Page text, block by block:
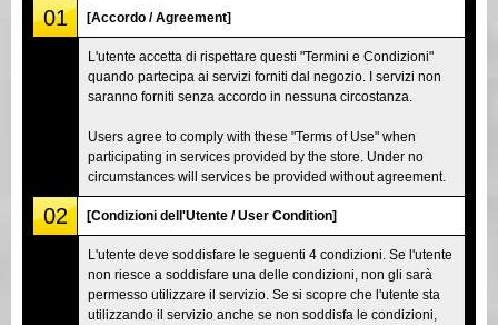
01 [Accordo / Agreement]
L'utente accetta di rispettare questi "Termini e Condizioni"
quando partecipa ai servizi forniti dal negozio. I servizi non
saranno forniti senza accordo in nessuna circostanza.
Users agree to comply with these "Terms of Use" when
participating in services provided by the store. Under no
circumstances will services be provided without agreement.
02 [Condizioni dell'Utente / User Condition]
L'utente deve soddisfare le seguenti 4 condizioni. Se l'utente
non riesce a soddisfare una delle condizioni, non gli sarà
permesso utilizzare il servizio. Se si scopre che l'utente sta
utilizzando il servizio anche se non soddisfa le condizioni,